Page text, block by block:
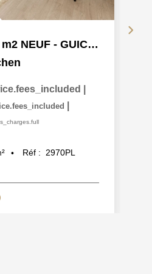
Maison 3 pièce(s) 65 m2 NEUF - GUICHEN PONT-REAN BRUZ
Réf : 2970PL